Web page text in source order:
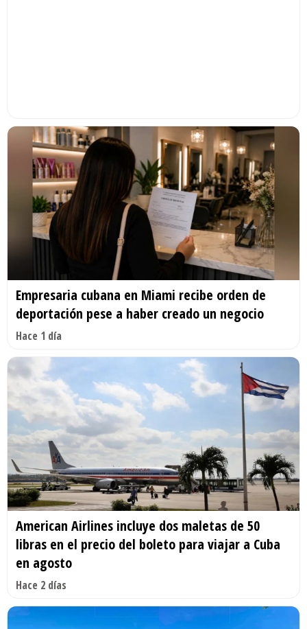
Empresaria cubana en Miami recibe orden de
deportación pese a haber creado un negocio
Hace 1 día
American Airlines incluye dos maletas de 50
libras en el precio del boleto para viajar a Cuba
en agosto
Hace 2 días